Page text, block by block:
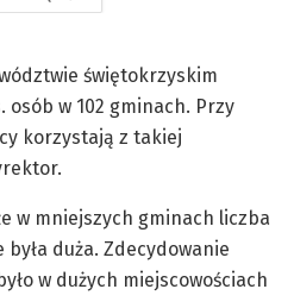
świętokrzyskim
osób w 102 gminach. Przy
korzystają z takiej
w mniejszych gminach liczba
duża. Zdecydowanie
w dużych miejscowościach